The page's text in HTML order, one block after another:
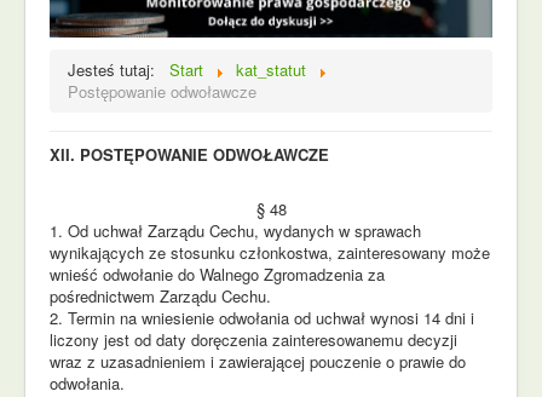
Jesteś tutaj: Start
kat_statut
Postępowanie odwoławcze
XII. POSTĘPOWANIE ODWOŁAWCZE
§ 48
1. Od uchwał Zarządu Cechu, wydanych w sprawach
wynikających ze stosunku członkostwa, zainteresowany może
wnieść odwołanie do Walnego Zgromadzenia za
pośrednictwem Zarządu Cechu.
2. Termin na wniesienie odwołania od uchwał wynosi 14 dni i
liczony jest od daty doręczenia zainteresowanemu decyzji
wraz z uzasadnieniem i zawierającej pouczenie o prawie do
odwołania.